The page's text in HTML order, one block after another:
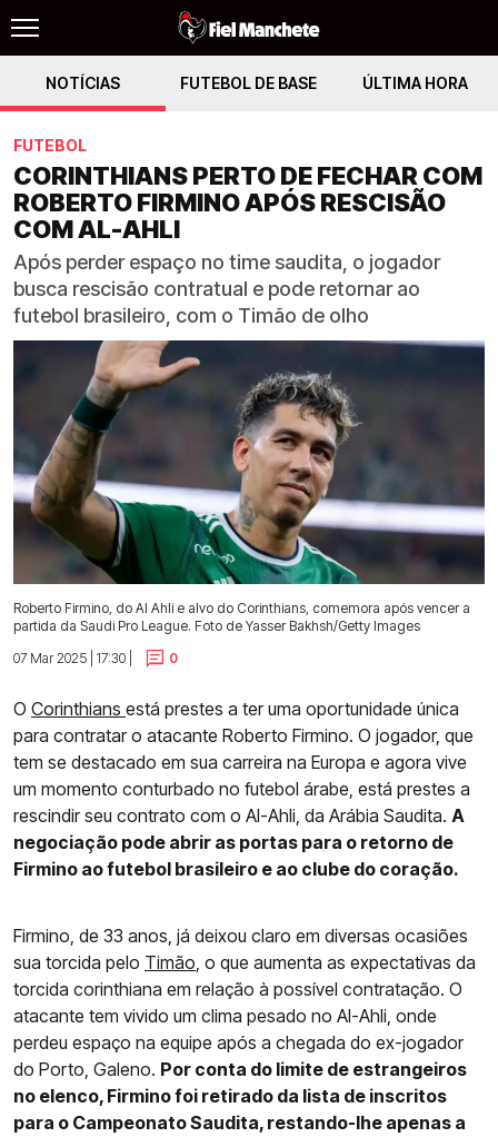
NOTÍCIAS FUTEBOL DE BASE ÚLTIMA HORA
FUTEBOL
CORINTHIANS PERTO DE FECHAR COM
ROBERTO FIRMINO APÓS RESCISÃO
COM AL-AHLI
Após perder espaço no time saudita, o jogador
busca rescisão contratual e pode retornar ao
futebol brasileiro, com o Timão de olho
Roberto Firmino, do Al Ahli e alvo do Corinthians, comemora após vencer a
partida da Saudi Pro League. Foto de Yasser Bakhsh/Getty Images
07 Mar 2025 | 17:30 |
0
O Corinthians está prestes a ter uma oportunidade única
para contratar o atacante Roberto Firmino. O jogador, que
tem se destacado em sua carreira na Europa e agora vive
um momento conturbado no futebol árabe, está prestes a
rescindir seu contrato com o Al-Ahli, da Arábia Saudita. A
negociação pode abrir as portas para o retorno de
Firmino ao futebol brasileiro e ao clube do coração.
Firmino, de 33 anos, já deixou claro em diversas ocasiões
sua torcida pelo Timão, o que aumenta as expectativas da
torcida corinthiana em relação à possível contratação. O
atacante tem vivido um clima pesado no Al-Ahli, onde
perdeu espaço na equipe após a chegada do ex-jogador
do Porto, Galeno. Por conta do limite de estrangeiros
no elenco, Firmino foi retirado da lista de inscritos
para o Campeonato Saudita, restando-lhe apenas a